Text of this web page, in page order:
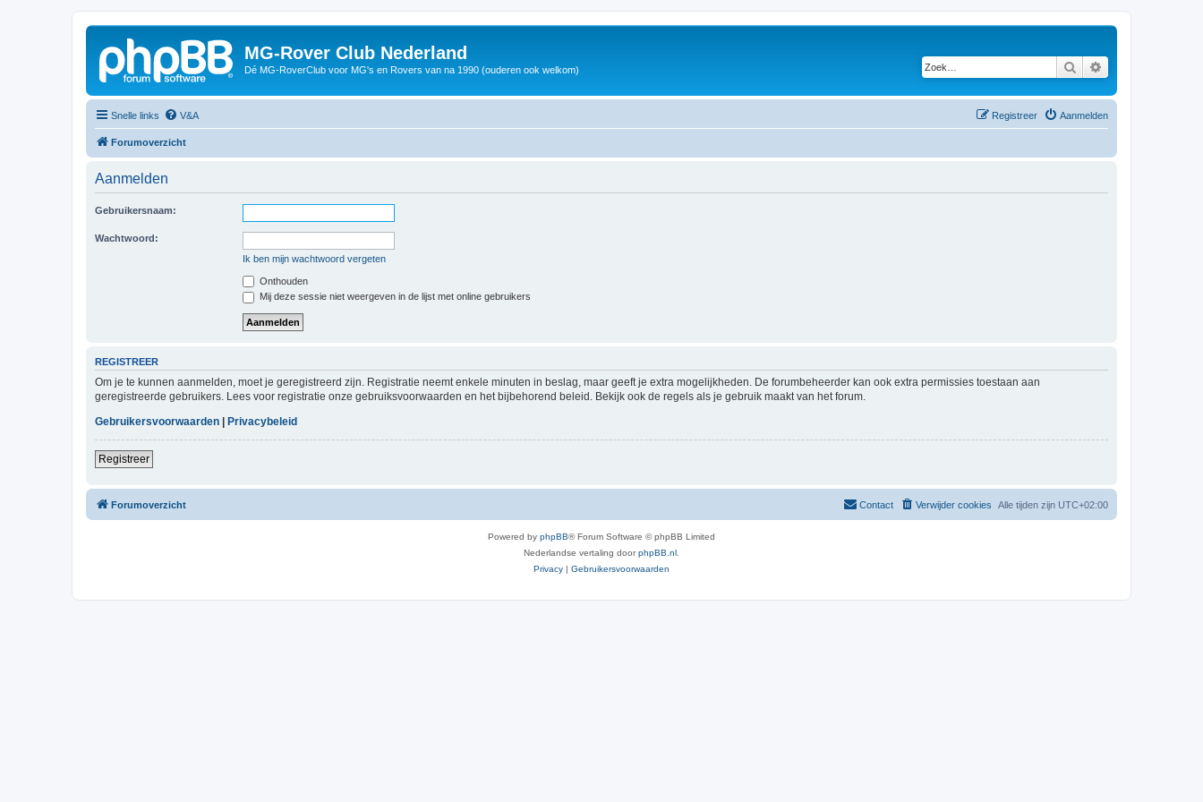
MG-Rover Club Nederland
Dé MG-RoverClub voor MG's en Rovers van na 1990 (ouderen ook welkom) Zoek
Snelle links V&A Aanmelden
Registreer
Forumoverzicht
Aanmelden
Gebruikersnaam:
Wachtwoord:
Ik ben mijn wachtwoord vergeten
Onthouden
Mij deze sessie niet weergeven in de lijst met online gebruikers
REGISTREER
Om je te kunnen aanmelden, moet je geregistreerd zijn. Registratie neemt enkele minuten in beslag, maar geeft je extra mogelijkheden. De forumbeheerder kan ook extra permissies toestaan aan
geregistreerde gebruikers. Lees voor registratie onze gebruiksvoorwaarden en het bijbehorend beleid. Bekijk ook de regels als je gebruik maakt van het forum.
Gebruikersvoorwaarden
Privacybeleid
Registreer
Forumoverzicht Alle tijden zijn UTC+02:00
Verwijder cookies
Contact
Powered by phpBB® Forum Software © phpBB Limited
Nederlandse vertaling doorphpBB.nl.
Privacy | Gebruikersvoorwaarden